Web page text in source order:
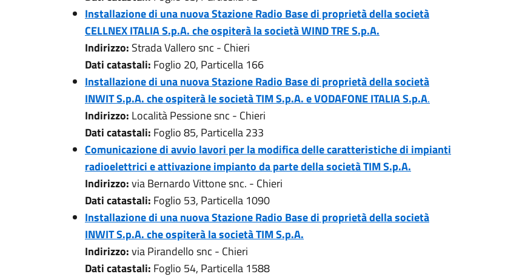
Installazione di una nuova Stazione Radio Base di proprietà della società
CELLNEX ITALIA S.p.A. che ospiterà la società WIND TRE S.p.A.
Indirizzo: Strada Vallero snc - Chieri
Dati catastali: Foglio 20, Particella 166
Installazione di una nuova Stazione Radio Base di proprietà della società
INWIT S.p.A. che ospiterà le società TIM S.p.A. e VODAFONE ITALIA S.p.A.
Indirizzo: Località Pessione snc - Chieri
Dati catastali: Foglio 85, Particella 233
Comunicazione di avvio lavori per la modifica delle caratteristiche di impianti
radioelettrici e attivazione impianto da parte della società TIM S.p.A.
Indirizzo:via Bernardo Vittone snc. - Chieri
Dati catastali: Foglio 53, Particella 1090
Installazione di una nuova Stazione Radio Base di proprietà della società
INWIT S.p.A. che ospiterà la società TIM S.p.A.
Indirizzo:via Pirandello snc - Chieri
Dati catastali: Foglio 54, Particella 1588